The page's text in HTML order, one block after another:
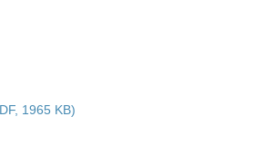
1965 KB)